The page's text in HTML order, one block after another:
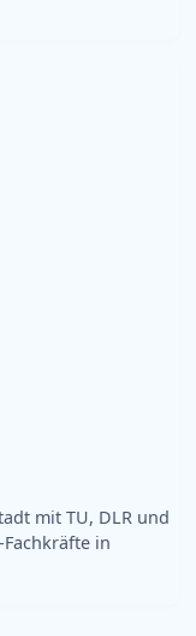
mit TU, DLR und
in